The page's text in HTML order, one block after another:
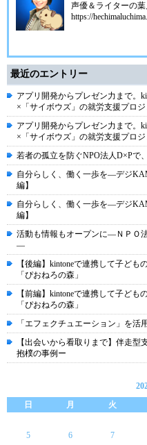
声優＆ライターの葉
https://
最近のエントリー
アプリ開発からプレゼン力まで。
×「サイボウズ」の就労支援プロ
アプリ開発からプレゼン力まで。
×「サイボウズ」の就労支援プロ
若者の孤立を防ぐNPO法人D×Pで
自分らしく、働く一歩を―デジ
編】
自分らしく、働く一歩を―デジ
編】
活動も情報もオープンに―ＮＰＯ
―
【後編】kintoneで連携して子ど
「ぴおねろの森」
【前編】kintoneで連携して子ど
「ぴおねろの森」
「エフェクチュエーション」を活
【出会いから看取りまで】伴走型
抱樸の事例ー
日
月 火
5
6 7